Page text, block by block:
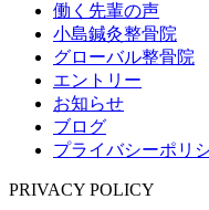
働く先輩の声
小島鍼灸整骨院
グローバル整骨院
エントリー
お知らせ
ブログ
プライバシーポリ
PRIVACY POLICY